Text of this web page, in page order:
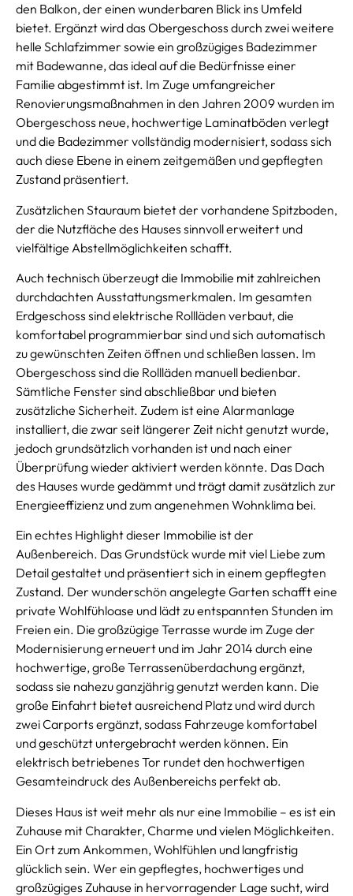
den Balkon, der einen wunderbaren Blick ins Umfeld
bietet. Ergänzt wird das Obergeschoss durch zwei weitere
helle Schlafzimmer sowie ein großzügiges Badezimmer
mit Badewanne, das ideal auf die Bedürfnisse einer
Familie abgestimmt ist. Im Zuge umfangreicher
Renovierungsmaßnahmen in den Jahren 2009 wurden im
Obergeschoss neue, hochwertige Laminatböden verlegt
und die Badezimmer vollständig modernisiert, sodass sich
auch diese Ebene in einem zeitgemäßen und gepflegten
Zustand präsentiert.
Zusätzlichen Stauraum bietet der vorhandene Spitzboden,
der die Nutzfläche des Hauses sinnvoll erweitert und
vielfältige Abstellmöglichkeiten schafft.
Auch technisch überzeugt die Immobilie mit zahlreichen
durchdachten Ausstattungsmerkmalen. Im gesamten
Erdgeschoss sind elektrische Rollläden verbaut, die
komfortabel programmierbar sind und sich automatisch
zu gewünschten Zeiten öffnen und schließen lassen. Im
Obergeschoss sind die Rollläden manuell bedienbar.
Sämtliche Fenster sind abschließbar und bieten
zusätzliche Sicherheit. Zudem ist eine Alarmanlage
installiert, die zwar seit längerer Zeit nicht genutzt wurde,
jedoch grundsätzlich vorhanden ist und nach einer
Überprüfung wieder aktiviert werden könnte. Das Dach
des Hauses wurde gedämmt und trägt damit zusätzlich zur
Energieeffizienz und zum angenehmen Wohnklima bei.
Ein echtes Highlight dieser Immobilie ist der
Außenbereich. Das Grundstück wurde mit viel Liebe zum
Detail gestaltet und präsentiert sich in einem gepflegten
Zustand. Der wunderschön angelegte Garten schafft eine
private Wohlfühloase und lädt zu entspannten Stunden im
Freien ein. Die großzügige Terrasse wurde im Zuge der
Modernisierung erneuert und im Jahr 2014 durch eine
hochwertige, große Terrassenüberdachung ergänzt,
sodass sie nahezu ganzjährig genutzt werden kann. Die
große Einfahrt bietet ausreichend Platz und wird durch
zwei Carports ergänzt, sodass Fahrzeuge komfortabel
und geschützt untergebracht werden können. Ein
elektrisch betriebenes Tor rundet den hochwertigen
Gesamteindruck des Außenbereichs perfekt ab.
Dieses Haus ist weit mehr als nur eine Immobilie – es ist ein
Zuhause mit Charakter, Charme und vielen Möglichkeiten.
Ein Ort zum Ankommen, Wohlfühlen und langfristig
glücklich sein. Wer ein gepflegtes, hochwertiges und
großzügiges Zuhause in hervorragender Lage sucht, wird